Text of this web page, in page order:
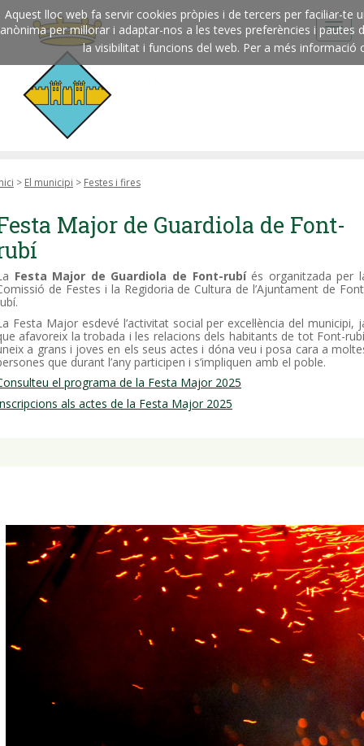
Aquest lloc web fa servir cookies pròpies i de tercers per faciliar-te
anònima per millorar i adaptar-nos a les teves preferències i pautes
la visibilitat i funcions del web. Per a més informació
> El municipi > Festes i fires
Major de Guardiola de Font-
Festa Major de Guardiola de Font-rubíés organitzada per
de Festes i la Regidoria de Cultura de l’Ajuntament de
Festa Major esdevé l’activitat social per excel·lència del municipi,
afavoreix la trobada i les relacions dels habitants de tot Font-
a grans i joves en els seus actes i dóna veu i posa cara a
que durant l’any participen i s’impliquen amb el poble.
el programa de la Festa Major 2025
als actes de la Festa Major 2025